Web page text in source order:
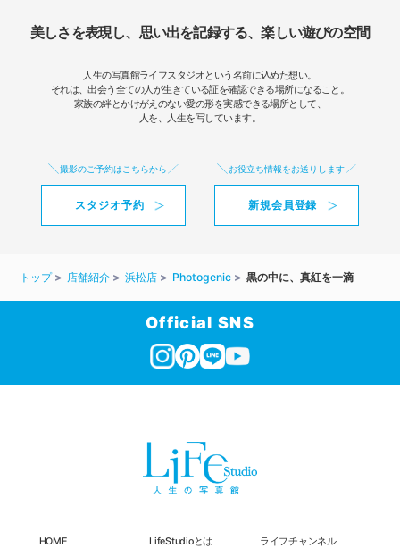
美しさを表現し、思い出を記録する、楽しい遊びの空間
人生の写真館ライフスタジオという名前に込めた想い。
それは、出会う全ての人が生きている証を確認できる場所になること。
家族の絆とかけがえのない愛の形を実感できる場所として、
人を、人生を写しています。
撮影のご予約はこちらから
スタジオ予約
お役立ち情報をお送りします
新規会員登録
トップ 店舗紹介 浜松店 Photogenic 黒の中に、真紅を一滴
Official SNS
HOME LifeStudioとは ライフチャンネル